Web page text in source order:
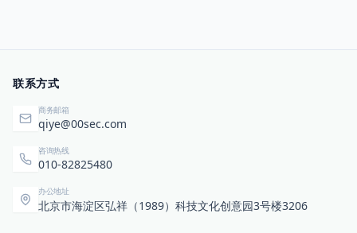
联系方式
商务邮箱
qiye@00sec.com
咨询热线
010-82825480
办公地址
北京市海淀区弘祥（1989）科技文化创意园3号楼3206